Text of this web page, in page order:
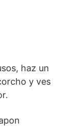
haz un
y ves